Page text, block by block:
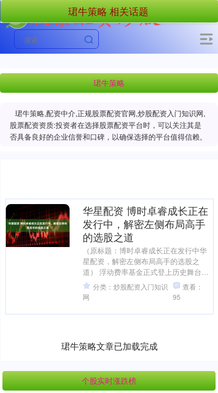
珺牛策略
珺牛策略,配资中介,正规股票配资官网,炒股配资入门知识网,
股票配资资质:投资者在选择股票配资平台时，可以关注其是
否具备良好的企业信誉和口碑，以确保选择的平台值得信赖。
珺牛策略 相关话题
华星配资 博时卓睿成长正在
发行中，解密左侧布局高手
的选股之道
（原标题：博时卓睿成长正在发行中华
星配资，解密左侧布局高手的选股之
道） 浮动费率基金正式登上历史舞台
了！ 2025年5月7日中国证监会印发的
《推动公募基金高质量....
分类：炒股配资入门知识
网
查看：
95
珺牛策略文章已加载完成
个股实时涨跌榜